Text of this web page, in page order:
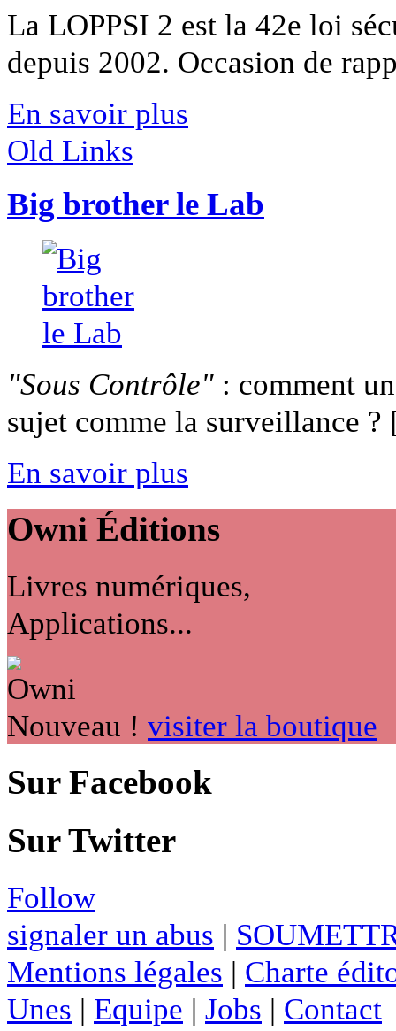
La LOPPSI 2 est la 42e loi
depuis 2002. Occasion de
En savoir plus
Old Links
Big brother le Lab
"Sous Contrôle" : comment
sujet comme la surveillance ?
En savoir plus
Owni Éditions
Livres numériques,
Applications...
Nouveau ! visiter la boutique
Sur Facebook
Sur Twitter
Follow
signaler un abus |
Mentions légales | Charte
Unes | Equipe | Jobs | Contact